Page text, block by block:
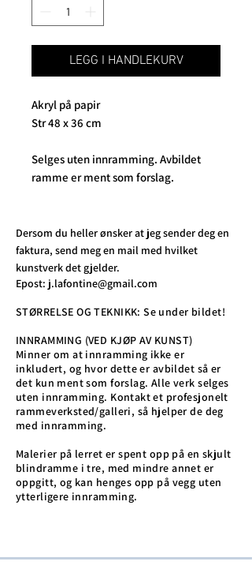
LEGG I HANDLEKURV
Akryl på papir
Str 48 x 36 cm
Selges uten innramming. Avbildet
ramme er ment som forslag.
Dersom du heller ønsker at jeg sender deg en
faktura, send meg en mail med hvilket
kunstverk det gjelder.
Epost: j.lafontine@gmail.com
STØRRELSE OG TEKNIKK: Se under bildet!
INNRAMMING (VED KJØP AV KUNST)
Minner om at innramming ikke er
inkludert, og hvor dette er avbildet så er
det kun ment som forslag. Alle verk selges
uten innramming. Kontakt et profesjonelt
rammeverksted/galleri, så hjelper de deg
med innramming.
Malerier på lerret er spent opp på en skjult
blindramme i tre, med mindre annet er
oppgitt, og kan henges opp på vegg uten
ytterligere innramming.